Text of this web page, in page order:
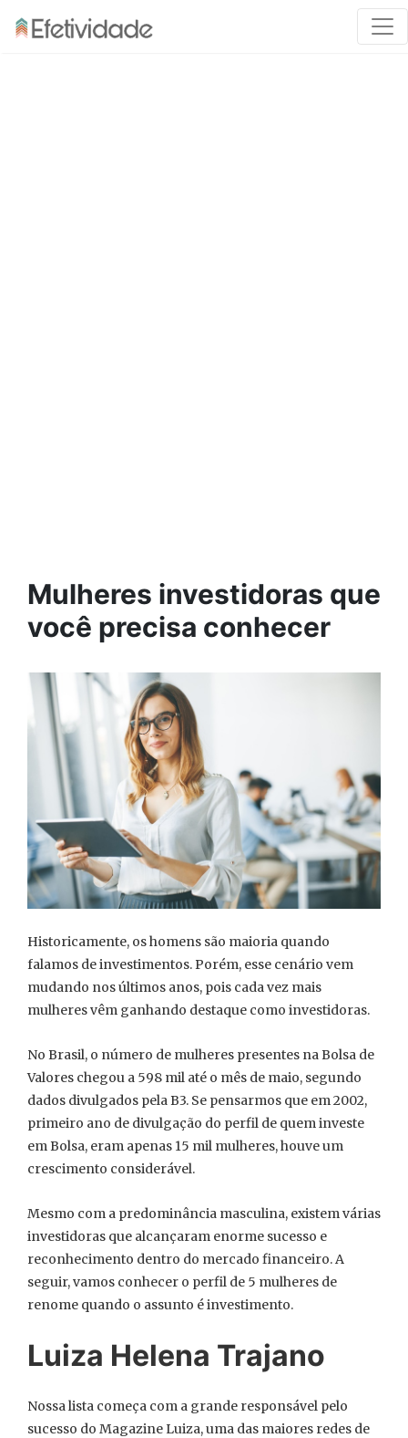
Mulheres investidoras que
você precisa conhecer
Historicamente, os homens são maioria quando
falamos de investimentos. Porém, esse cenário vem
mudando nos últimos anos, pois cada vez mais
mulheres vêm ganhando destaque como investidoras.
No Brasil, o número de mulheres presentes na Bolsa de
Valores chegou a 598 mil até o mês de maio, segundo
dados divulgados pela B3. Se pensarmos que em 2002,
primeiro ano de divulgação do perfil de quem investe
em Bolsa, eram apenas 15 mil mulheres, houve um
crescimento considerável.
Mesmo com a predominância masculina, existem várias
investidoras que alcançaram enorme sucesso e
reconhecimento dentro do mercado financeiro. A
seguir, vamos conhecer o perfil de 5 mulheres de
renome quando o assunto é investimento.
Luiza Helena Trajano
Nossa lista começa com a grande responsável pelo
sucesso do Magazine Luiza, uma das maiores redes de